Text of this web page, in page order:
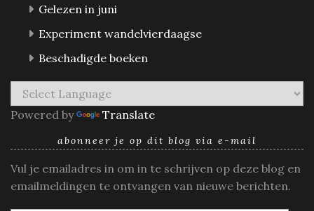
Gelezen in juni
Experiment wandelvierdaagse
Beschadigde boeken
Powered by Translate
abonneer je op dit blog via e-mail
Vul je emailadres in om in te schrijven op deze blog en
emailmeldingen te ontvangen van nieuwe berichten.